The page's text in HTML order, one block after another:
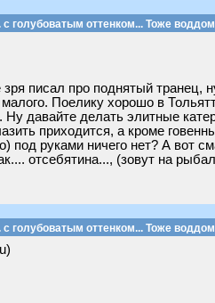
голубоватым оттенком... Тоже
зря писал про поднятый
малого. Поелику хорошо в
Ну давайте делать элитные
приходится, а кроме
под руками ничего нет? А вот
отсебятина..., (зовут на
голубоватым оттенком... Тоже